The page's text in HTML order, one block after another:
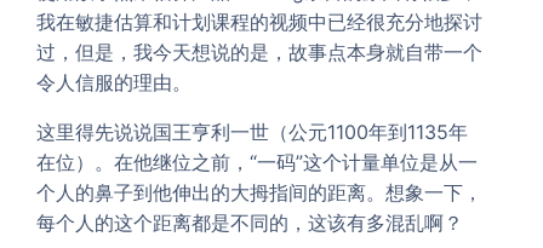
我在敏捷估算和计划课程的视频中已经很充分地探讨
过，但是，我今天想说的是，故事点本身就自带一个
令人信服的理由。
这里得先说说国王亨利一世（公元1100年到1135年
在位）。在他继位之前，“一码”这个计量单位是从一
个人的鼻子到他伸出的大拇指间的距离。想象一下，
每个人的这个距离都是不同的，这该有多混乱啊？